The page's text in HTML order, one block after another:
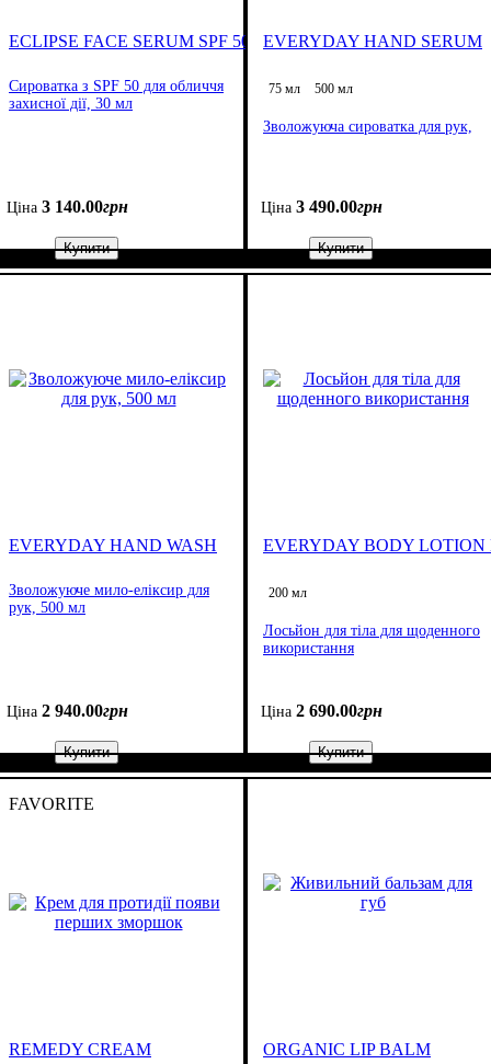
ECLIPSE FACE SERUM SPF 50
Сироватка з SPF 50 для обличчя
захисної дії, 30 мл
Ціна 3 140.00грн
Купити
EVERYDAY HAND SERUM
75 мл 500 мл
Зволожуюча сироватка для рук,
Ціна 3 490.00грн
Купити
EVERYDAY HAND WASH
Зволожуюче мило-еліксир для
рук, 500 мл
Ціна 2 940.00грн
Купити
EVERYDAY BODY LOTION
200 мл
Лосьйон для тіла для щоденного
використання
Ціна 2 690.00грн
Купити
FAVORITE
REMEDY CREAM ORGANIC LIP BALM